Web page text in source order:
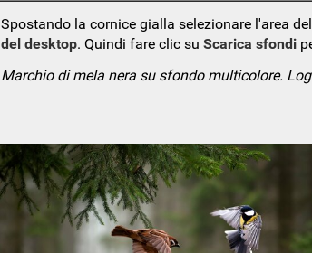
Spostando la cornice gialla selezionare l'area
del desktop. Quindi fare clic suScarica sfondi
Marchio di mela nera su sfondo multicolore.